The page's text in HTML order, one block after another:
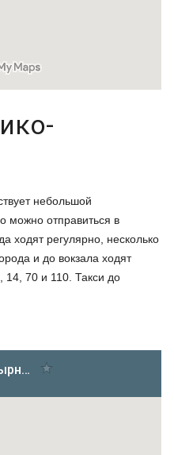
небольшой
можно отправиться в
ходят регулярно, несколько
и до вокзала ходят
70 и 110. Такси до